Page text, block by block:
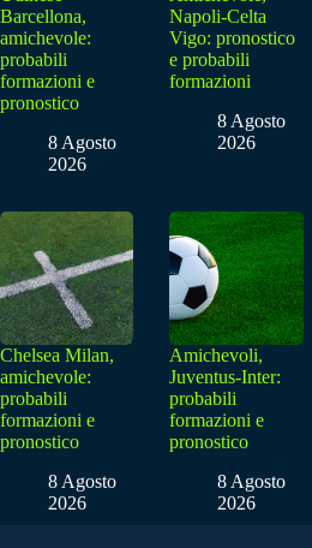
Barcellona,
amichevole:
probabili
formazioni e
pronostico
8 Agosto
2026
Napoli-Celta
Vigo: pronostico
e probabili
formazioni
8 Agosto
2026
Chelsea Milan,
amichevole:
probabili
formazioni e
pronostico
8 Agosto
2026
Amichevoli,
Juventus-Inter:
probabili
formazioni e
pronostico
8 Agosto
2026